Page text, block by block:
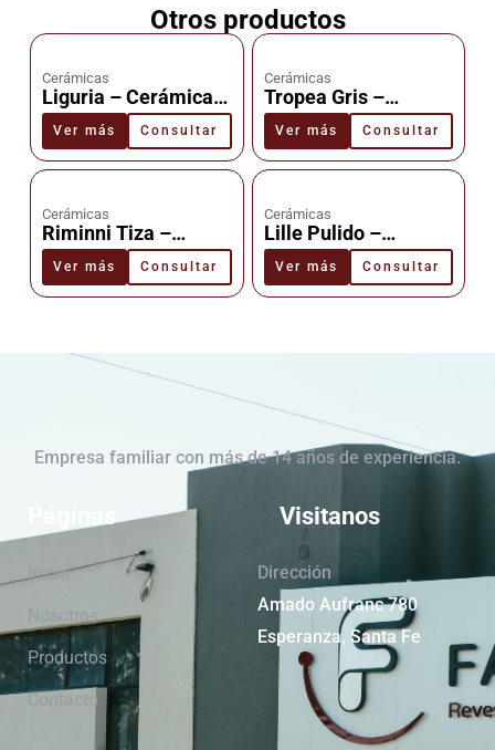
Otros productos
Cerámicas
Liguria – Cerámica –
Cañuelas
Ver más Consultar
Cerámicas
Tropea Gris –
Cerámica –
Cañuelas
Ver más Consultar
Cerámicas
Riminni Tiza –
Cerámica –
Cañuelas
Ver más Consultar
Cerámicas
Lille Pulido –
Cerámica –
Cañuelas
Ver más Consultar
Empresa familiar con más de 14 años de experiencia.
Páginas
Inicio
Nosotros
Productos
Contacto
Visitanos
Dirección
Amado Aufranc 780
Esperanza, Santa Fe